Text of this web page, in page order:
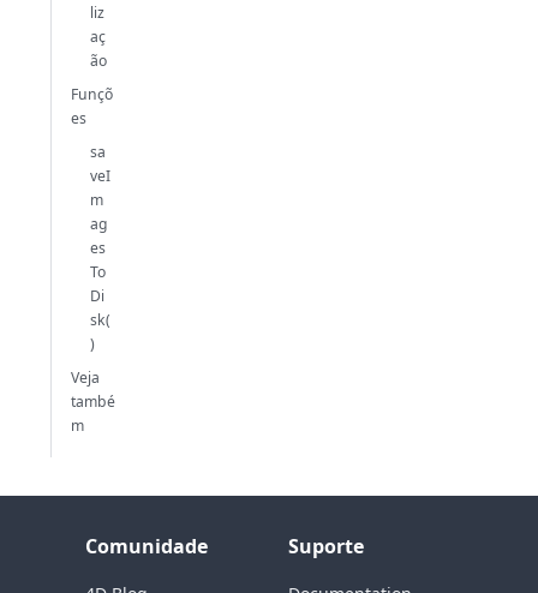
liz
aç
ão
Funçõ
es
sa
veI
m
ag
es
To
Di
sk(
)
Veja
també
m
Comunidade Suporte